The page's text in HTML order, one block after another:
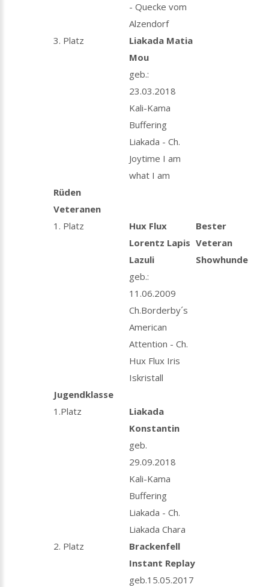
- Quecke vom
Alzendorf
3. Platz
Liakada Matia
Mou
geb.:
23.03.2018
Kali-Kama
Buffering
Liakada - Ch.
Joytime I am
what I am
Rüden
Veteranen
1. Platz
Hux Flux
Lorentz Lapis
Lazuli
geb.:
11.06.2009
Ch.Borderby´s
American
Attention - Ch.
Hux Flux Iris
Iskristall
Bester
Veteran
Showhunde
Jugendklasse
1.Platz
Liakada
Konstantin
geb.
29.09.2018
Kali-Kama
Buffering
Liakada - Ch.
Liakada Chara
2. Platz
Brackenfell
Instant Replay
geb.15.05.2017